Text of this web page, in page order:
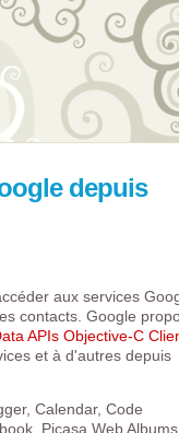
depuis
aux services
contacts. Google
APIs Objective-C
et à d'autres depuis
Calendar, Code
Picasa Web